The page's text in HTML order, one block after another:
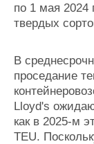
по 1 мая 2024
твердых
В
проседание
Lloyd's
как в 2025-м
TEU.